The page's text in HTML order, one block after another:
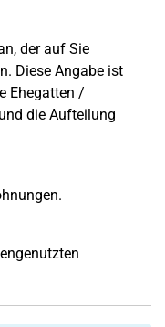
der auf Sie
Diese Angabe ist
Ehegatten /
die Aufteilung
.